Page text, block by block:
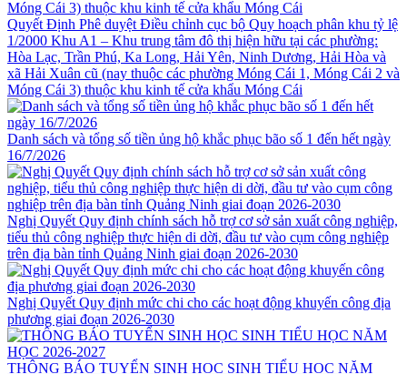
Quyết Định Phê duyệt Điều chỉnh cục bộ Quy hoạch phân khu tỷ lệ
1/2000 Khu A1 – Khu trung tâm đô thị hiện hữu tại các phường:
Hòa Lạc, Trần Phú, Ka Long, Hải Yên, Ninh Dương, Hải Hòa và
xã Hải Xuân cũ (nay thuộc các phường Móng Cái 1, Móng Cái 2 và
Móng Cái 3) thuộc khu kinh tế cửa khẩu Móng Cái
Danh sách và tổng số tiền ủng hộ khắc phục bão số 1 đến hết ngày
16/7/2026
Nghị Quyết Quy định chính sách hỗ trợ cơ sở sản xuất công nghiệp,
tiểu thủ công nghiệp thực hiện di dời, đầu tư vào cụm công nghiệp
trên địa bàn tỉnh Quảng Ninh giai đoạn 2026-2030
Nghị Quyết Quy định mức chi cho các hoạt động khuyến công địa
phương giai đoạn 2026-2030
THÔNG BÁO TUYỂN SINH HỌC SINH TIỂU HỌC NĂM